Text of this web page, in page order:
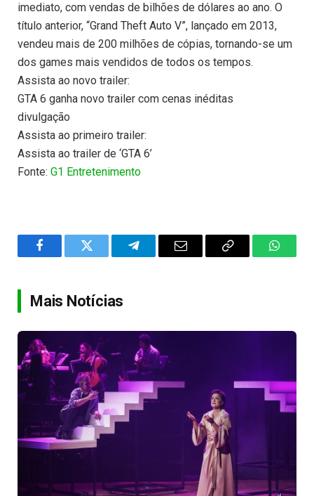
imediato, com vendas de bilhões de dólares ao ano. O
título anterior, “Grand Theft Auto V”, lançado em 2013,
vendeu mais de 200 milhões de cópias, tornando-se um
dos games mais vendidos de todos os tempos.
Assista ao novo trailer:
GTA 6 ganha novo trailer com cenas inéditas
divulgação
Assista ao primeiro trailer:
Assista ao trailer de ‘GTA 6’
Fonte: G1 Entretenimento
FacebookTwitter TelegramEmail
Copy
Mais Notícias